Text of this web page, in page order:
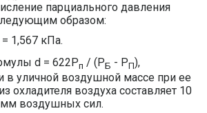
парциального давления
образом:
= 1,567 кПа.
d = 622Рп / (РБ - PП),
в уличной воздушной массе при ее
охладителя воздуха составляет 10
воздушных сил.